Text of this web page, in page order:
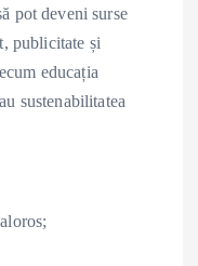
pot deveni surse
publicitate și
educația
sustenabilitatea